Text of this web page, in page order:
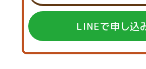
LINEで申し込